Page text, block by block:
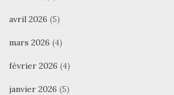
avril 2026 (5)
mars 2026 (4)
février 2026 (4)
janvier 2026 (5)